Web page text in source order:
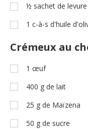
½ sachet de
1 c-à-s d'huile
Crémeux au
1 œuf
400 g de lait
25 g de Maïzena
50 g de sucre